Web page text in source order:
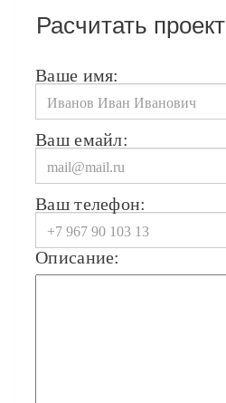
Расчитать проект
Ваше имя:
Ваш емайл:
Ваш телефон:
Описание: